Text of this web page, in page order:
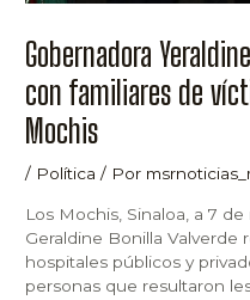
Gobernadora
con familiares de
Mochis
/ Política / Por
Los Mochis, Sinaloa, a 7
Geraldine Bonilla Valverde
hospitales públicos y
personas que resultaron